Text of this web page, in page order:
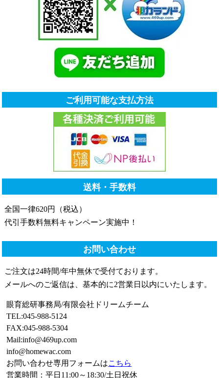
ご利用可能な支払方法
送料・手数料
全国一律620円（税込）
代引手数料無料キャンペーン実施中！
お問い合わせ
ご注文は24時間/年中無休で受付ております。
メールへのご返信は、基本的に2営業日以内にいたします。
眼育総研事務局/有限会社ドリームチーム
TEL:045-988-5124
FAX:045-988-5304
Mail:info@469up.com
info@homewac.com
お問い合わせ専用フォームはこちら
営業時間：平日11:00～18:30/土日祝休